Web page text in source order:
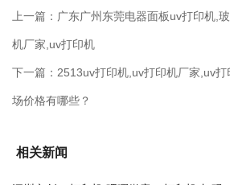
上一篇： 广东广州东莞电器面板uv打印机,
机厂家,uv打印机
下一篇： 2513uv打印机,uv打印机厂家,uv
场价格有哪些？
相关新闻